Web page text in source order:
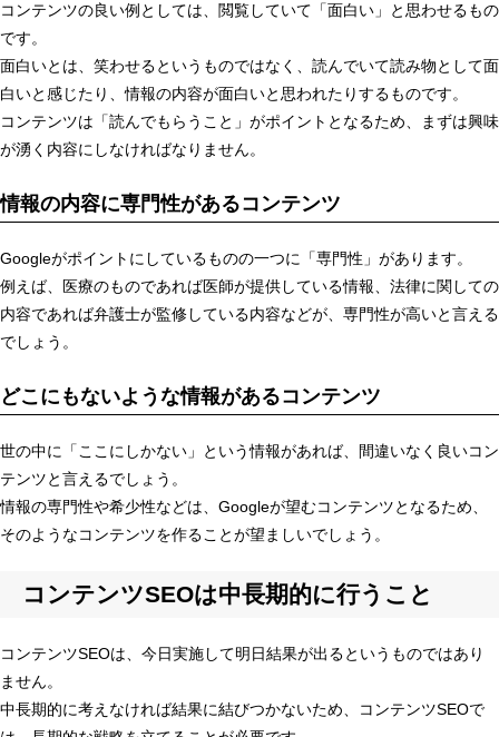
コンテンツの良い例としては、閲覧していて「面白い」と思わせるもの
です。
面白いとは、笑わせるというものではなく、読んでいて読み物として面
白いと感じたり、情報の内容が面白いと思われたりするものです。
コンテンツは「読んでもらうこと」がポイントとなるため、まずは興味
が湧く内容にしなければなりません。
情報の内容に専門性があるコンテンツ
Googleがポイントにしているものの一つに「専門性」があります。
例えば、医療のものであれば医師が提供している情報、法律に関しての
内容であれば弁護士が監修している内容などが、専門性が高いと言える
でしょう。
どこにもないような情報があるコンテンツ
世の中に「ここにしかない」という情報があれば、間違いなく良いコン
テンツと言えるでしょう。
情報の専門性や希少性などは、Googleが望むコンテンツとなるため、
そのようなコンテンツを作ることが望ましいでしょう。
コンテンツSEOは中長期的に行うこと
コンテンツSEOは、今日実施して明日結果が出るというものではあり
ません。
中長期的に考えなければ結果に結びつかないため、コンテンツSEOで